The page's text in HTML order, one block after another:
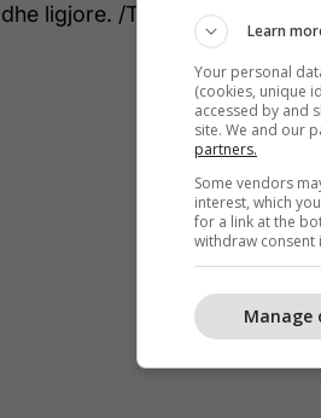
dhe ligjore. /Telegrafi/
Learn
Your personal
(cookies, unique
accessed by and
site. We and our
partners.
Some vendors
interest, which
for a link at the
withdraw consent
Manage